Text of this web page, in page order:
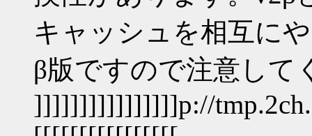
キャッシュを相互に
β版ですので注意して
]]]]]]]]]]]]]]]]p://